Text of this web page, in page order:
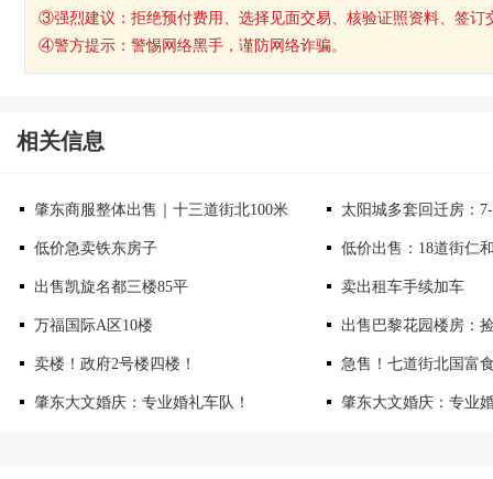
③强烈建议：拒绝预付费用、选择见面交易、核验证照资料、签订
④警方提示：警惕网络黑手，谨防网络诈骗。
相关信息
肇东商服整体出售｜十三道街北100米 太阳城多套回迁房：
低价急卖铁东房子 低价出售：18道街仁
出售凯旋名都三楼85平 卖出租车手续加车
万福国际A区10楼 出售巴黎花园楼房：
卖楼！政府2号楼四楼！ 急售！七道街北国富
肇东大文婚庆：专业婚礼车队！ 肇东大文婚庆：专业